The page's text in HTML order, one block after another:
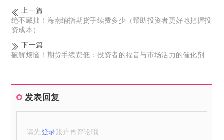
上一篇
绝不藏拙！海南纳指期货手续费多少（帮助投资者更好地把握投
资成本）
下一篇
破解烦恼！期货手续费低：投资者的福音与市场活力的催化剂
发表回复
请先登录账户再评论哦